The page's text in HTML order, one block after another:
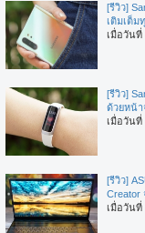
[รีวิว]
เติมเต็
เมื่อวันที่
[รีวิว]
ด้วยหน้
เมื่อวันที่
[รีวิว]
Creator
เมื่อวันที่